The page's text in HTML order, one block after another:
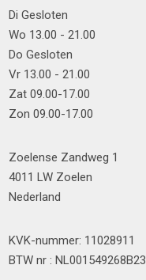
Di Gesloten
Wo 13.00 - 21.00
Do Gesloten
Vr 13.00 - 21.00
Zat 09.00-17.00
Zon 09.00-17.00
Zoelense Zandweg 1
4011 LW Zoelen
Nederland
KVK-nummer: 11028911
BTW nr : NL001549268B23